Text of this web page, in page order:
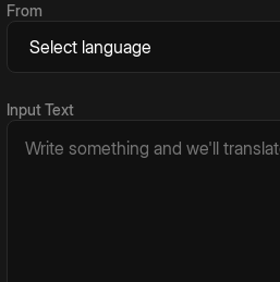
From
Input Text